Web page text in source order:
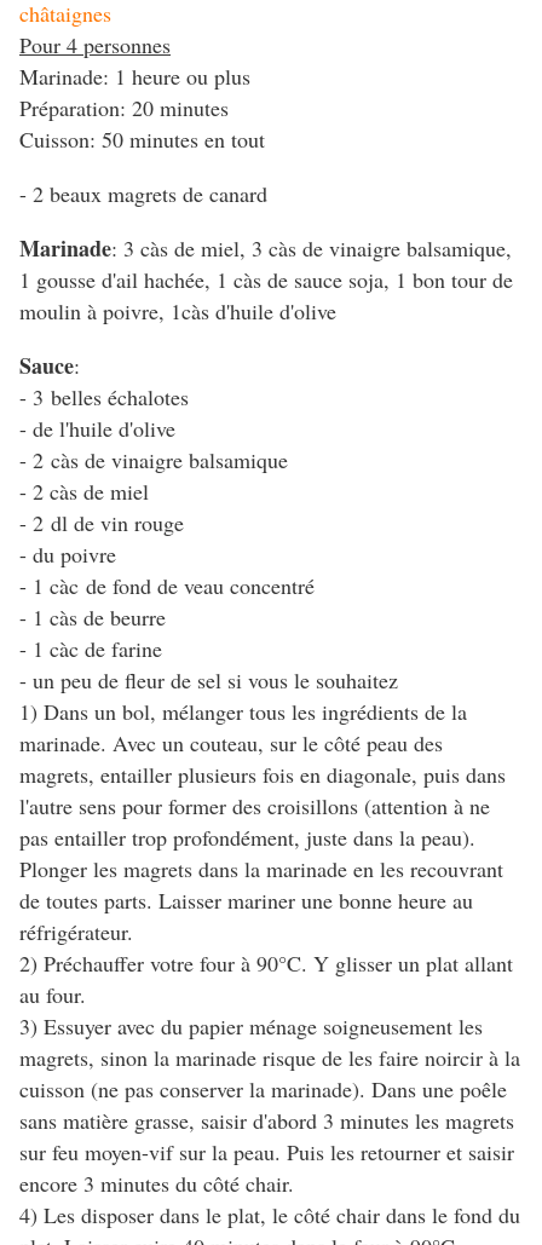
châtaignes
Pour 4 personnes
Marinade: 1 heure ou plus
Préparation: 20 minutes
Cuisson: 50 minutes en tout
- 2 beaux magrets de canard
Marinade: 3 càs de miel, 3 càs de vinaigre balsamique,
1 gousse d'ail hachée, 1 càs de sauce soja, 1 bon tour de
moulin à poivre, 1càs d'huile d'olive
Sauce:
- 3 belles échalotes
- de l'huile d'olive
- 2 càs de vinaigre balsamique
- 2 càs de miel
- 2 dl de vin rouge
- du poivre
- 1 càc de fond de veau concentré
- 1 càs de beurre
- 1 càc de farine
- un peu de fleur de sel si vous le souhaitez
1) Dans un bol, mélanger tous les ingrédients de la
marinade. Avec un couteau, sur le côté peau des
magrets, entailler plusieurs fois en diagonale, puis dans
l'autre sens pour former des croisillons (attention à ne
pas entailler trop profondément, juste dans la peau).
Plonger les magrets dans la marinade en les recouvrant
de toutes parts. Laisser mariner une bonne heure au
réfrigérateur.
2) Préchauffer votre four à 90°C. Y glisser un plat allant
au four.
3) Essuyer avec du papier ménage soigneusement les
magrets, sinon la marinade risque de les faire noircir à la
cuisson (ne pas conserver la marinade). Dans une poêle
sans matière grasse, saisir d'abord 3 minutes les magrets
sur feu moyen-vif sur la peau. Puis les retourner et saisir
encore 3 minutes du côté chair.
4) Les disposer dans le plat, le côté chair dans le fond du